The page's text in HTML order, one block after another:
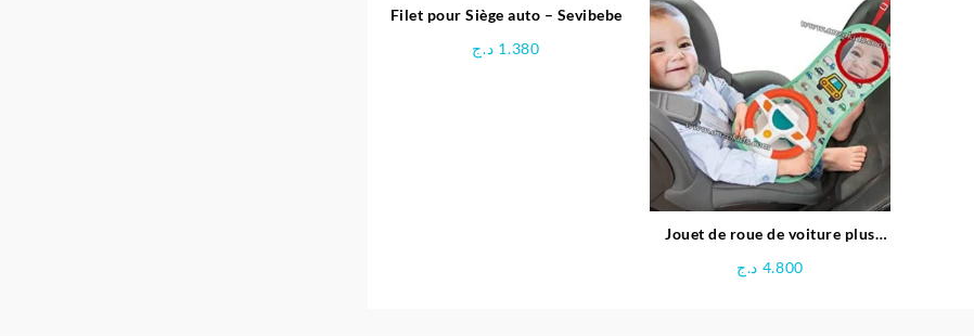
Filet pour Siège auto – Sevibebe
1.380 د.ج
Jouet de roue de voiture plus
4.800 د.ج